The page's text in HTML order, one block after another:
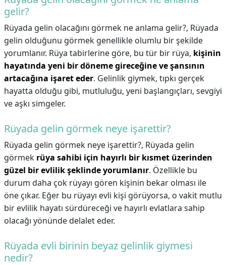
gelir?
Rüyada gelin olacağını görmek ne anlama gelir?, Rüyada
gelin olduğunu görmek genellikle olumlu bir şekilde
yorumlanır. Rüya tabirlerine göre, bu tür bir rüya, kişinin
hayatında yeni bir döneme gireceğine ve şansının
artacağına işaret eder. Gelinlik giymek, tıpkı gerçek
hayatta olduğu gibi, mutluluğu, yeni başlangıçları, sevgiyi
ve aşkı simgeler.
Rüyada gelin görmek neye işarettir?
Rüyada gelin görmek neye işarettir?, Rüyada gelin
görmek rüya sahibi için hayırlı bir kısmet üzerinden
güzel bir evlilik şeklinde yorumlanır. Özellikle bu
durum daha çok rüyayı gören kişinin bekar olması ile
öne çıkar. Eğer bu rüyayı evli kişi görüyorsa, o vakit mutlu
bir evlilik hayatı sürdüreceği ve hayırlı evlatlara sahip
olacağı yönünde delalet eder.
Rüyada evli birinin beyaz gelinlik giymesi
nedir?